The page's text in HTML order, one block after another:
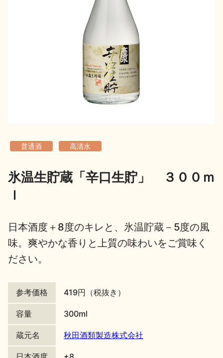
地酒解体新書
地酒川柳
普通酒 高清水
氷温生貯蔵「辛口生貯」 ３００ｍ
ｌ
日本酒度＋8度のキレと、氷温貯蔵－5度の風
味。爽やかな香りと上質の味わいをご賞味く
ださい。
参考価格 419円（税抜き）
容量 300ml
蔵元名 秋田酒類製造株式会社